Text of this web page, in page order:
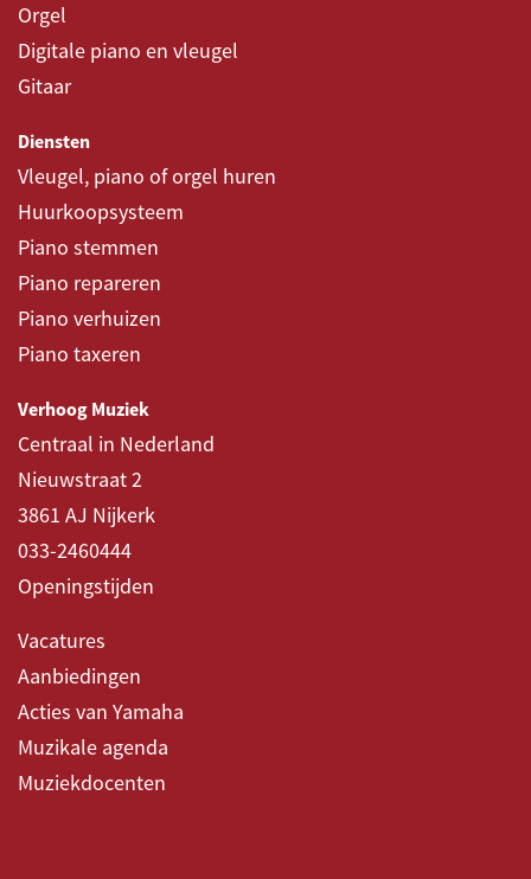
Orgel
Digitale piano en vleugel
Gitaar
Diensten
Vleugel, piano of orgel huren
Huurkoopsysteem
Piano stemmen
Piano repareren
Piano verhuizen
Piano taxeren
Verhoog Muziek
Centraal in Nederland
Nieuwstraat 2
3861 AJ Nijkerk
033-2460444
Openingstijden
Vacatures
Aanbiedingen
Acties van Yamaha
Muzikale agenda
Muziekdocenten